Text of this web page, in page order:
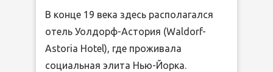
В конце 19 века здесь располагался
отель Уолдорф-Астория (Waldorf-
Astoria Hotel), где проживала
социальная элита Нью-Йорка.